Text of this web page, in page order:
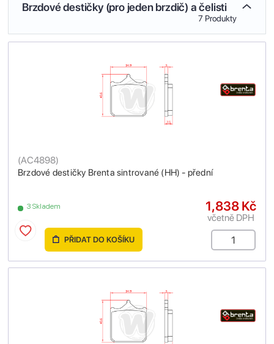
Brzdové destičky (pro jeden brzdič) a čelisti
7 Produkty
Brzdové destičky Brenta sintrované (HH) - přední
(AC4898)
3 Skladem 1,838 Kč
včetně DPH
PŘIDAT DO KOŠÍKU